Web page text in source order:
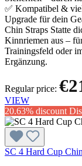
✅ Kompatibel &
Upgrade für dein
Chin Straps Statte
Kinnriemen aus –
Trainingsfeld oder
Ergänzung.
Regular price:
VIEW
20.63% discount
SC 4 Hard Cup